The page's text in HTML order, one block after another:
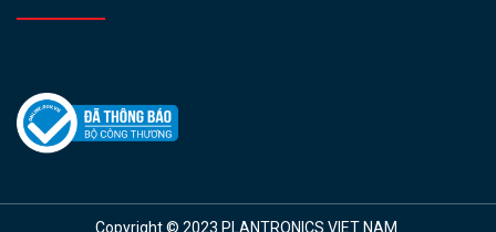
Copyright © 2023 PLANTRONICS VIET NAM.